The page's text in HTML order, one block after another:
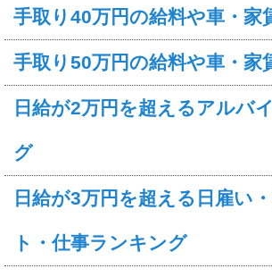
手取り40万円の給料や車・家
手取り50万円の給料や車・家
日給が2万円を超えるアルバ
グ
日給が3万円を超える日雇い
ト・仕事ランキング